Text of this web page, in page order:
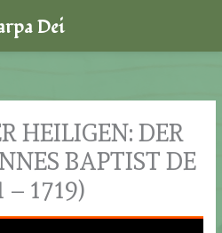
HEILIGEN: DER
BAPTIST DE
– 1719)
Dei